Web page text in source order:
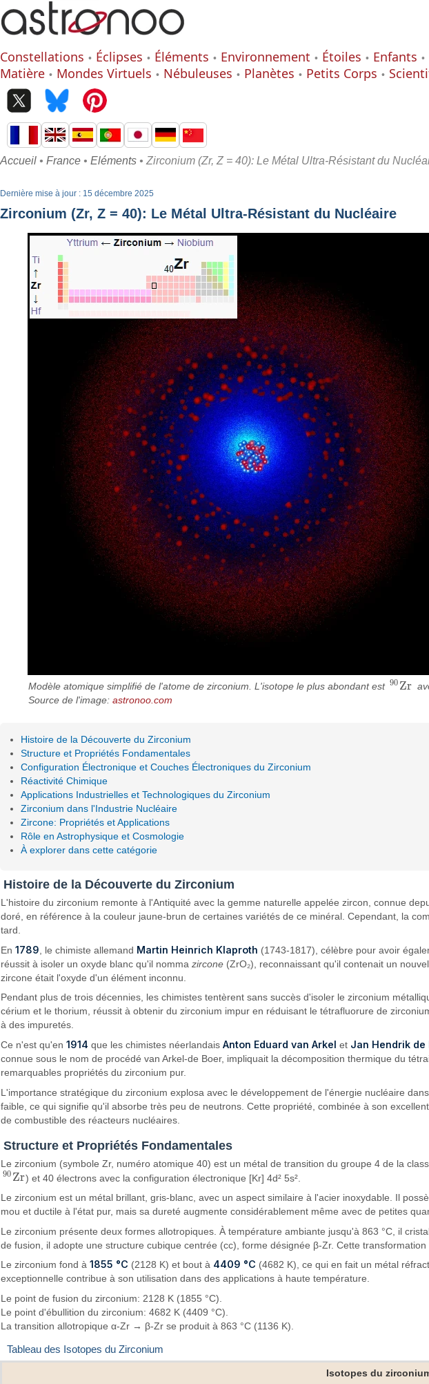
Constellations Éclipses Éléments Environnement Étoiles Enfants
Matière
Mondes Virtuels Nébuleuses Planètes Petits Corps
Accueil • France • Eléments • Zirconium (Zr, Z = 40): Le Métal Ultra-Résistant du
Dernière mise à jour : 15 décembre 2025
Zirconium (Zr, Z = 40): Le Métal Ultra-Résistant du Nucléaire
Modèle atomique simplifié de l'atome de zirconium. L'isotope le plus abondant est 90 Zr
90Zr
Source de l'image:astronoo.com
Histoire de la Découverte du Zirconium
Structure et Propriétés Fondamentales
Configuration Électronique et Couches Électroniques du Zirconium
Réactivité Chimique
Applications Industrielles et Technologiques du Zirconium
Zirconium dans l'Industrie Nucléaire
Zircone: Propriétés et Applications
Rôle en Astrophysique et Cosmologie
À explorer dans cette catégorie
Histoire de la Découverte du Zirconium
L'histoire du zirconium remonte à l'Antiquité avec la gemme naturelle appelée zircon, connue
doré, en référence à la couleur jaune-brun de certaines variétés de ce minéral. Cependant, la
tard.
En1789 , le chimiste allemand Martin Heinrich Klaproth (1743-1817), célèbre pour avoir
réussit à isoler un oxyde blanc qu'il nommazircone (ZrO₂), reconnaissant qu'il contenait un
zircone était l'oxyde d'un élément inconnu.
Pendant plus de trois décennies, les chimistes tentèrent sans succès d'isoler le zirconium
cérium et le thorium, réussit à obtenir du zirconium impur en réduisant le tétrafluorure de
à des impuretés.
Ce n'est qu'en1914 que les chimistes néerlandaisAnton Eduard van Arkel et Jan Hendrik de
connue sous le nom de procédé van Arkel-de Boer, impliquait la décomposition thermique du
remarquables propriétés du zirconium pur.
L'importance stratégique du zirconium explosa avec le développement de l'énergie nucléaire
faible, ce qui signifie qu'il absorbe très peu de neutrons. Cette propriété, combinée à son
de combustible des réacteurs nucléaires.
Structure et Propriétés Fondamentales
Le zirconium (symbole Zr, numéro atomique 40) est un métal de transition du groupe 4 de la
90 Zr
90Zr ) et 40 électrons avec la configuration électronique [Kr] 4d² 5s².
Le zirconium est un métal brillant, gris-blanc, avec un aspect similaire à l'acier inoxydable. Il
mou et ductile à l'état pur, mais sa dureté augmente considérablement même avec de petites
Le zirconium présente deux formes allotropiques. À température ambiante jusqu'à 863 °C, il
de fusion, il adopte une structure cubique centrée (cc), forme désignée β-Zr. Cette
Le zirconium fond à1855 °C (2128 K) et bout à 4409 °C (4682 K), ce qui en fait un métal
exceptionnelle contribue à son utilisation dans des applications à haute température.
Le point de fusion du zirconium: 2128 K (1855 °C).
Le point d'ébullition du zirconium: 4682 K (4409 °C).
La transition allotropique α-Zr → β-Zr se produit à 863 °C (1136 K).
Tableau des Isotopes du Zirconium
Isotopes du